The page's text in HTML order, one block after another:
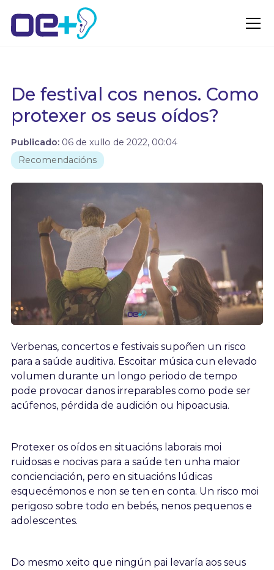
De festival cos nenos. Como
protexer os seus oídos?
Publicado: 06 de xullo de 2022, 00:04
Recomendacións
Verbenas, concertos e festivais supoñen un risco
para a saúde auditiva. Escoitar música cun elevado
volumen durante un longo periodo de tempo
pode provocar danos irreparables como pode ser
acúfenos, pérdida de audición ou hipoacusia.
Protexer os oídos en situacións laborais moi
ruidosas e nocivas para a saúde ten unha maior
concienciación, pero en situacións lúdicas
esquecémonos e non se ten en conta. Un risco moi
perigoso sobre todo en bebés, nenos pequenos e
adolescentes.
Do mesmo xeito que ningún pai levaría aos seus